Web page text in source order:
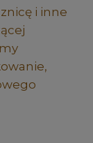
i inne